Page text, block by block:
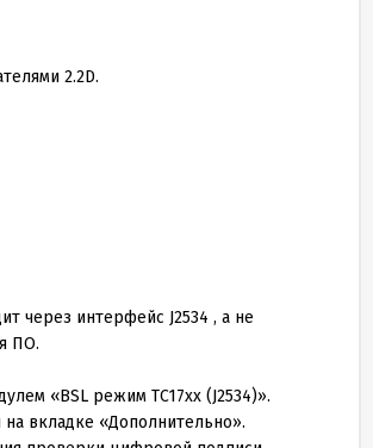
2.2D.
через интерфейс J2534 , а не
ПО.
«BSL режим TC17xx (J2534)».
вкладке «Дополнительно».